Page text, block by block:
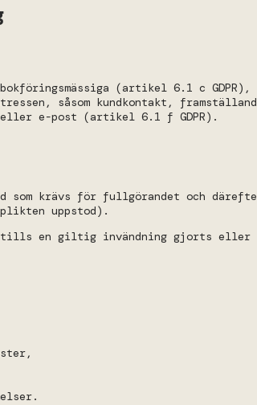
(artikel 6.1 c GDPR),
såsom kundkontakt,
eller e-post (artikel 6.1 f GDPR).
krävs för fullgörandet och
uppstod).
en giltig invändning gjorts eller